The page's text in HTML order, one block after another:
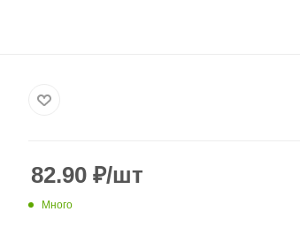
82.90 ₽/шт
Много